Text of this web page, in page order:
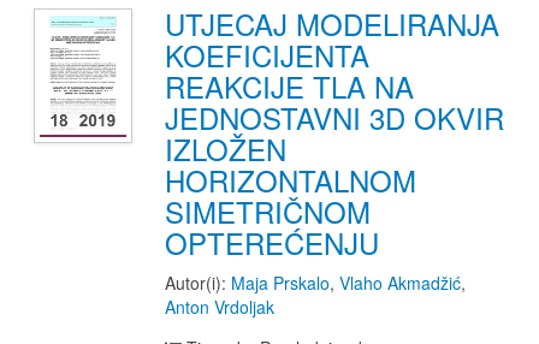
UTJECAJ MODELIRANJA
KOEFICIJENTA
REAKCIJE TLA NA
JEDNOSTAVNI 3D OKVIR
IZLOŽEN
HORIZONTALNOM
SIMETRIČNOM
OPTEREĆENJU
Autor(i): Maja Prskalo, Vlaho Akmadžić,
Anton Vrdoljak